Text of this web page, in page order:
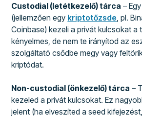
Custodial (letétkezelő) tárca –
(jellemzően egy kriptotőzsde , pl.
Coinbase) kezeli a privát kulcsokat a
kényelmes, de nem te irányítod az
szolgáltató csődbe megy vagy
kriptódat.
Non-custodial (önkezelő) tárca –
kezeled a privát kulcsokat. Ez
jelent (ha elveszíted a seed